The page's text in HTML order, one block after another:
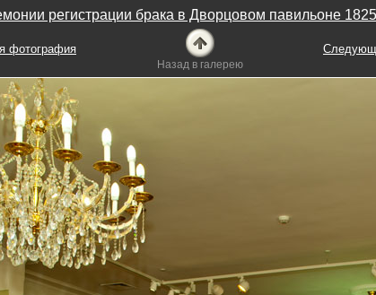
регистрации брака в Дворцовом павильоне
фотография
Назад в галерею